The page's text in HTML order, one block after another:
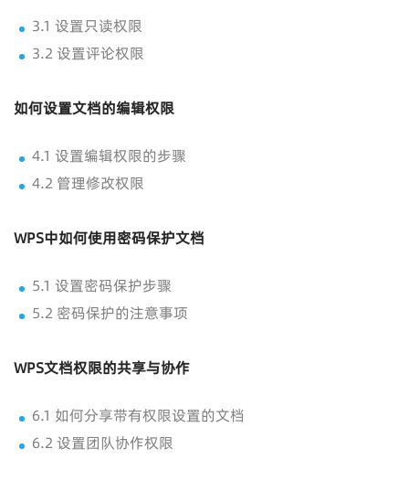
3.1 设置只读权限
3.2 设置评论权限
如何设置文档的编辑权限
4.1 设置编辑权限的步骤
4.2 管理修改权限
WPS中如何使用密码保护文档
5.1 设置密码保护步骤
5.2 密码保护的注意事项
WPS文档权限的共享与协作
6.1 如何分享带有权限设置的文档
6.2 设置团队协作权限